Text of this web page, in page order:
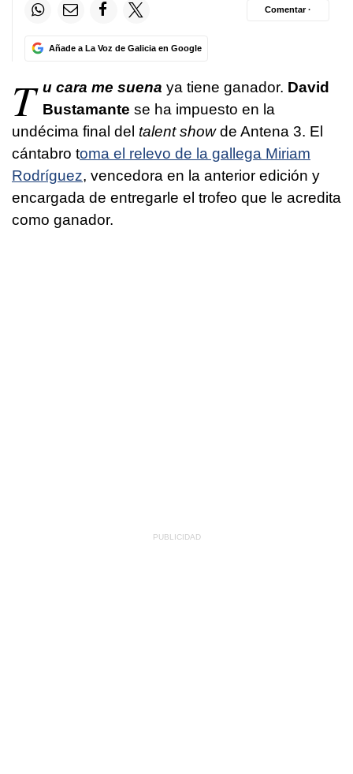
Añade a La Voz de Galicia en Google
Comentar ·
T u cara me suena ya tiene ganador. David
Bustamante se ha impuesto en la
undécima final del talent showde Antena 3. El
cántabro toma el relevo de la gallega Miriam
Rodríguez, vencedora en la anterior edición y
encargada de entregarle el trofeo que le acredita
como ganador.